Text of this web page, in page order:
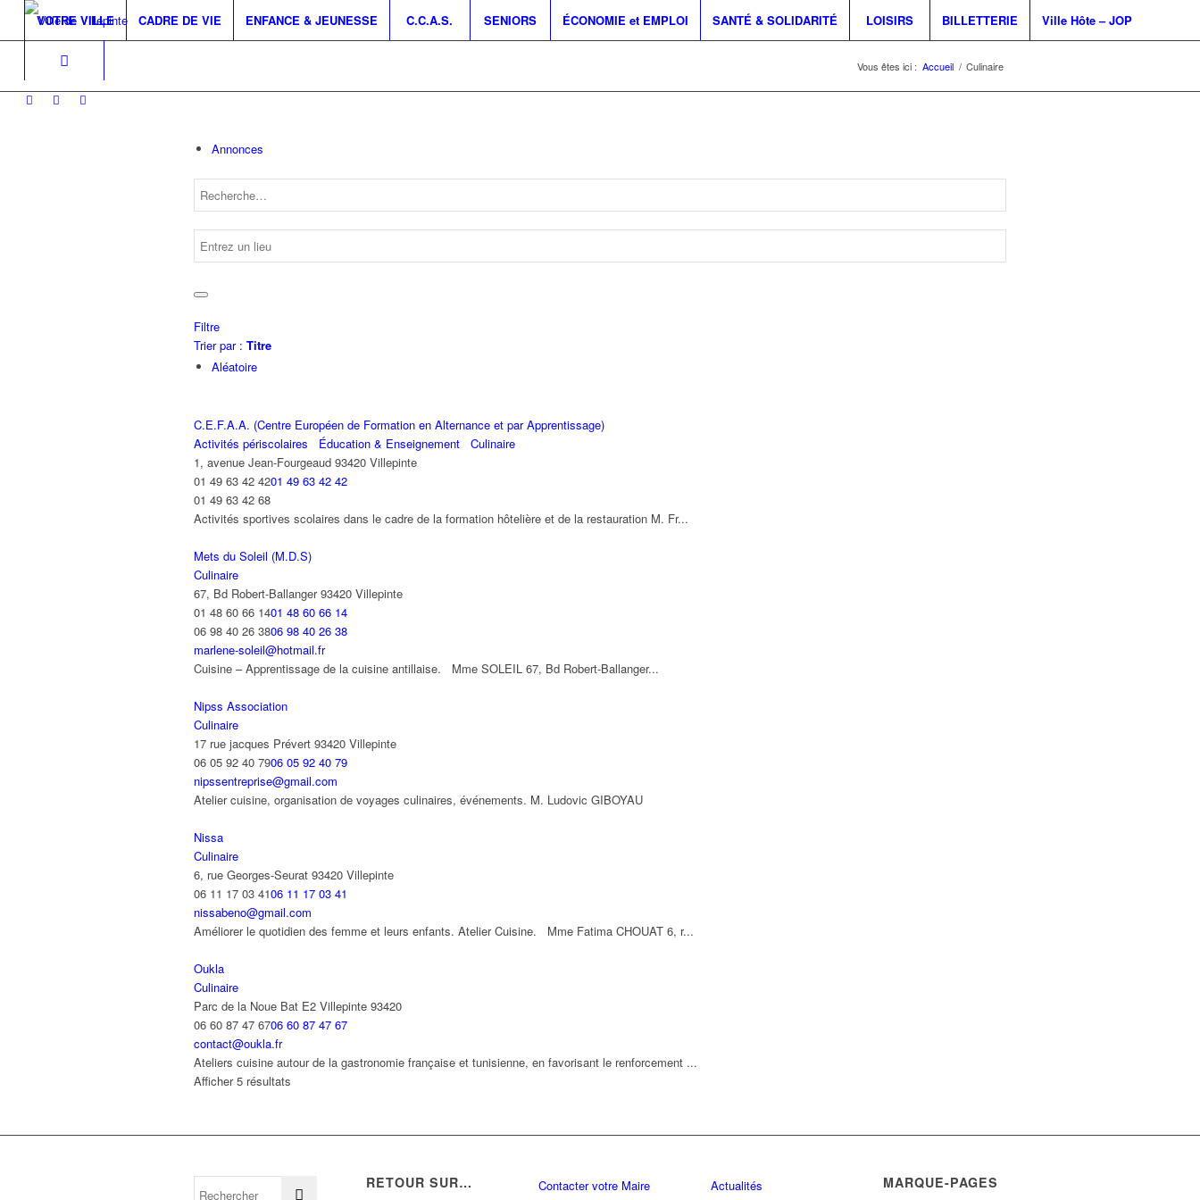
VOTRE VILLE CADRE DE VIE ENFANCE & JEUNESSE C.C.A.S. SENIORS ÉCONOMIE et EMPLOI SANTÉ & SOLIDARITÉ LOISIRS BILLETTERIE Ville Hôte – JOP
Vous êtes ici : Accueil / Culinaire
Annonces
Filtre
Trier par : Titre
Aléatoire
C.E.F.A.A. (Centre Européen de Formation en Alternance et par Apprentissage)
Activités périscolaires
Éducation & Enseignement
Culinaire
1, avenue Jean-Fourgeaud 93420 Villepinte
01 49 63 42 4201 49 63 42 42
01 49 63 42 68
Activités sportives scolaires dans le cadre de la formation hôtelière et de la restauration M. Fr...
Mets du Soleil (M.D.S)
Culinaire
67, Bd Robert-Ballanger 93420 Villepinte
01 48 60 66 1401 48 60 66 14
06 98 40 26 3806 98 40 26 38
marlene-soleil@hotmail.fr
Cuisine – Apprentissage de la cuisine antillaise. Mme SOLEIL 67, Bd Robert-Ballanger...
Nipss Association
Culinaire
17 rue jacques Prévert 93420 Villepinte
06 05 92 40 7906 05 92 40 79
nipssentreprise@gmail.com
Atelier cuisine, organisation de voyages culinaires, événements. M. Ludovic GIBOYAU
Nissa
Culinaire
6, rue Georges-Seurat 93420 Villepinte
06 11 17 03 4106 11 17 03 41
nissabeno@gmail.com
Améliorer le quotidien des femme et leurs enfants. Atelier Cuisine. Mme Fatima CHOUAT 6, r...
Oukla
Culinaire
Parc de la Noue Bat E2 Villepinte 93420
06 60 87 47 6706 60 87 47 67
contact@oukla.fr
Ateliers cuisine autour de la gastronomie française et tunisienne, en favorisant le renforcement ...
Afficher 5 résultats
RETOUR SUR…
Contacter votre Maire
Actualités
MARQUE-PAGES